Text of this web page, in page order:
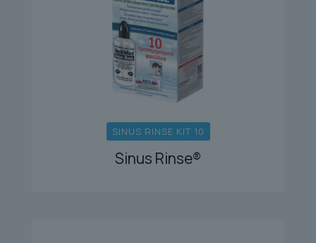
SINUS RINSE KIT 10
Sinus Rinse®